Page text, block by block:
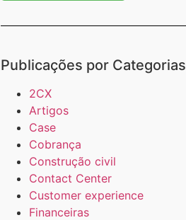
Publicações por Categorias
2CX
Artigos
Case
Cobrança
Construção civil
Contact Center
Customer experience
Financeiras